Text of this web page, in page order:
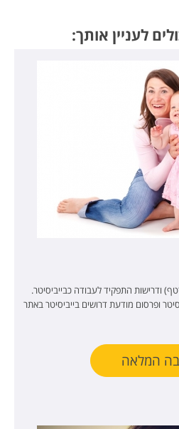
לעניין אותך:
ודרישות התפקיד לעבודה כבייביסיטר.
ופרסום מודעת דרושים בייביסיטר באתר
המלאה